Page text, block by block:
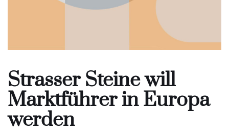
Strasser Steine will
Marktführer in Europa
werden